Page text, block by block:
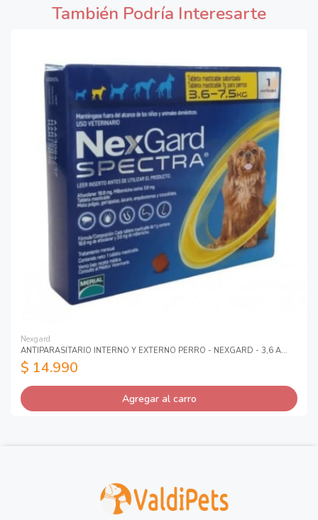
También Podría Interesarte
Nexgard
ANTIPARASITARIO INTERNO Y EXTERNO PERRO - NEXGARD - 3,6 A...
$ 14.990
Agregar al carro